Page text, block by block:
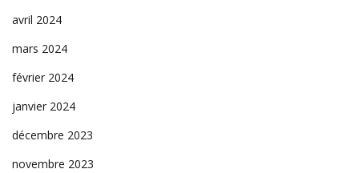
avril 2024
mars 2024
février 2024
janvier 2024
décembre 2023
novembre 2023